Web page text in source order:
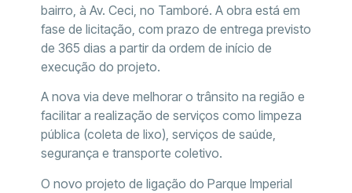
bairro, à Av. Ceci, no Tamboré. A obra está em
fase de licitação, com prazo de entrega previsto
de 365 dias a partir da ordem de início de
execução do projeto.
A nova via deve melhorar o trânsito na região e
facilitar a realização de serviços como limpeza
pública (coleta de lixo), serviços de saúde,
segurança e transporte coletivo.
O novo projeto de ligação do Parque Imperial